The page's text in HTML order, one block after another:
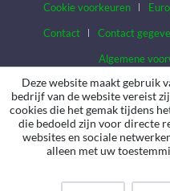
Cookie voorkeuren
Contact
Contact
Algemene
Deze website maakt gebruik
bedrijf van de website vereist
cookies die het gemak tijdens
die bedoeld zijn voor directe
websites en sociale
alleen met uw